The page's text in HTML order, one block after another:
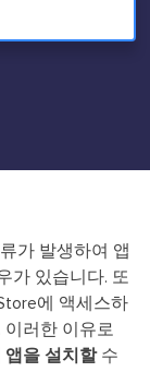
가 발생하여 앱
가 있습니다. 또
에 액세스하
이러한 이유로
앱을 설치할수